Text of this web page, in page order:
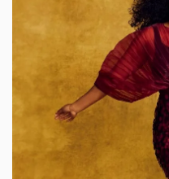
Wine&Dine
Dialogue
Изкуство
Красота